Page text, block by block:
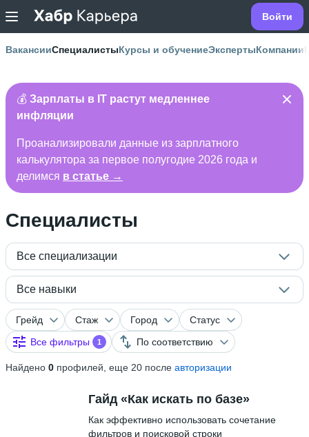
Войти
ВакансииСпециалистыКурсы и обучениеЭкспертыКомпании
💰 Зарплаты в IT растут медленнее
инфляции
Проанализировали данные из зарплатного
калькулятора за первое полугодие 2026 года и
делимся в статье →
Специалисты
Все специализации
Все навыки
Грейд Стаж Город
Статус
Все фильтры
1 По соответствию
Найдено 0 профилей, еще 20 после авторизации
Гайд «Как искать по базе»
Как эффективно использовать сочетание
фильтров и поисковой строки